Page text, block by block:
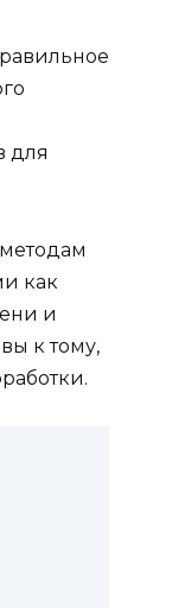
для
как
и
к тому,